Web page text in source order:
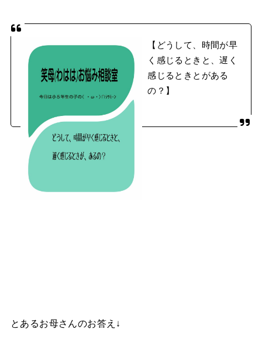
【どうして、時間が早
く感じるときと、遅く
感じるときとがある
の？】
とあるお母さんのお答え↓